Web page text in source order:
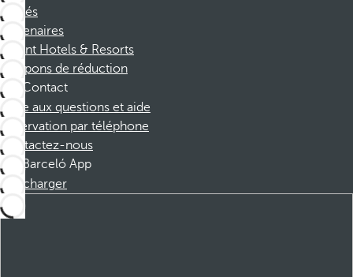
Affiliés
Partenaires
Dorint Hotels & Resorts
Coupons de réduction
Contact
Foire aux questions et aide
Réservation par téléphone
Contactez-nous
Barceló App
Télécharger